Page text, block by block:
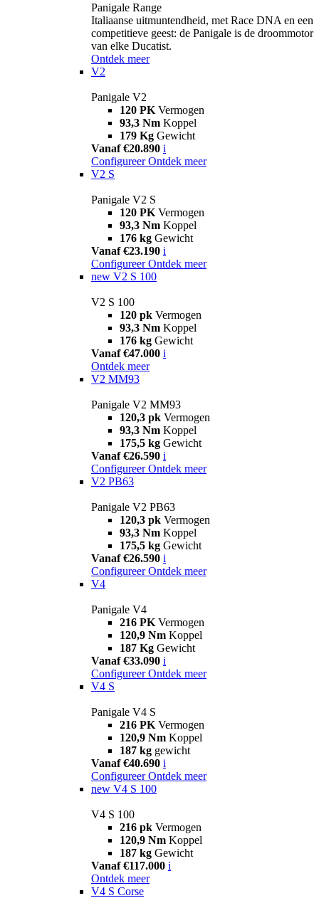
Panigale Range
Italiaanse uitmuntendheid, met Race DNA en een
competitieve geest: de Panigale is de droommotor
van elke Ducatist.
Ontdek meer
V2
Panigale V2
120 PK Vermogen
93,3 Nm Koppel
179 Kg Gewicht
Vanaf €20.890 i
Configureer Ontdek meer
V2 S
Panigale V2 S
120 PK Vermogen
93,3 Nm Koppel
176 kg Gewicht
Vanaf €23.190 i
Configureer Ontdek meer
new V2 S 100
V2 S 100
120 pk Vermogen
93,3 Nm Koppel
176 kg Gewicht
Vanaf €47.000 i
Ontdek meer
V2 MM93
Panigale V2 MM93
120,3 pk Vermogen
93,3 Nm Koppel
175,5 kg Gewicht
Vanaf €26.590 i
Configureer Ontdek meer
V2 PB63
Panigale V2 PB63
120,3 pk Vermogen
93,3 Nm Koppel
175,5 kg Gewicht
Vanaf €26.590 i
Configureer Ontdek meer
V4
Panigale V4
216 PK Vermogen
120,9 Nm Koppel
187 Kg Gewicht
Vanaf €33.090 i
Configureer Ontdek meer
V4 S
Panigale V4 S
216 PK Vermogen
120,9 Nm Koppel
187 kg gewicht
Vanaf €40.690 i
Configureer Ontdek meer
new V4 S 100
V4 S 100
216 pk Vermogen
120,9 Nm Koppel
187 kg Gewicht
Vanaf €117.000 i
Ontdek meer
V4 S Corse